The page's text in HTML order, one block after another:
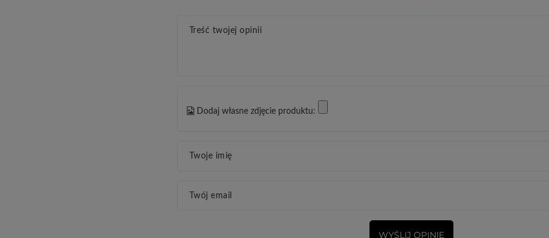
Treść twojej opinii
Dodaj własne zdjęcie produktu:
Twoje imię
Twój email
WYŚLIJ OPINIĘ